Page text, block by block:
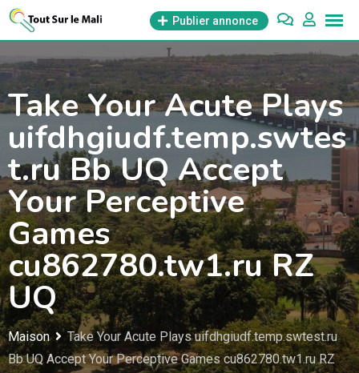
Aller
contenu
Publier annonce
Take Your Acute Plays
uifdhgiudf.temp.swtes
t.ru Bb UQ Accept
Your Perceptive
Games
cu862780.tw1.ru RZ
UQ
Maison
Take Your Acute Plays uifdhgiudf.temp.swtest.ru
Bb UQ Accept Your Perceptive Games cu862780.tw1.ru RZ